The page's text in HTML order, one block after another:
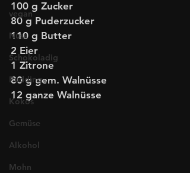
vegan
Nuss
Schokoladig
Pudding
Kokos
Gemüse
Alkohol
Mohn
100 g Zucker
80 g Puderzucker
110 g Butter
2 Eier
1 Zitrone
80 g gem. Walnüsse
12 ganze Walnüsse